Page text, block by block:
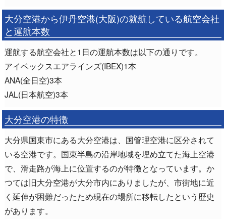
大分空港から伊丹空港(大阪)の就航している航空会社
と運航本数
運航する航空会社と1日の運航本数は以下の通りです。
アイベックスエアラインズ(IBEX)1本
ANA(全日空)3本
JAL(日本航空)3本
大分空港の特徴
大分県国東市にある大分空港は、国管理空港に区分されて
いる空港です。国東半島の沿岸地域を埋め立てた海上空港
で、滑走路が海上に位置するのが特徴となっています。か
つては旧大分空港が大分市内にありましたが、市街地に近
く延伸が困難だったため現在の場所に移転したという歴史
があります。